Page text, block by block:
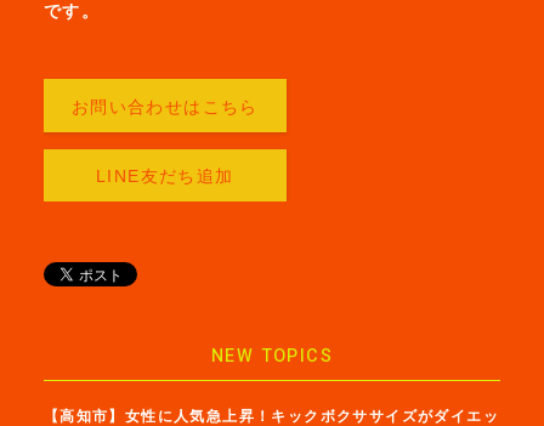
です。
お問い合わせはこちら
LINE友だち追加
NEW TOPICS
【高知市】女性に人気急上昇！キックボクササイズがダイエッ